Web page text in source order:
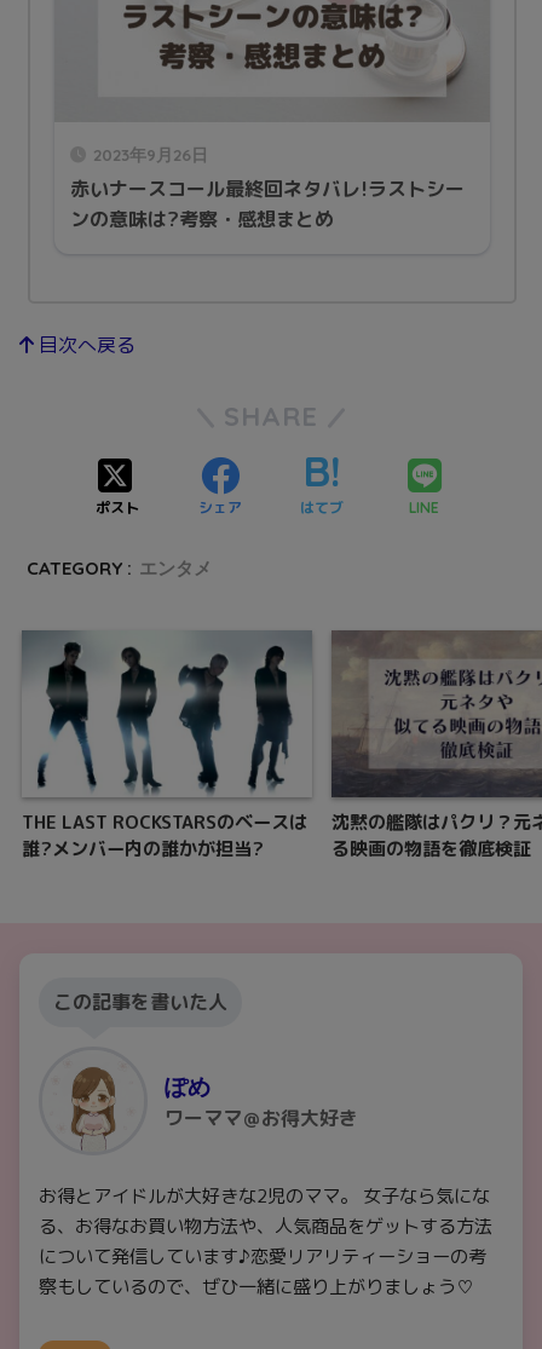
2023年9月26日
赤いナースコール最終回ネタバレ!ラストシー
ンの意味は?考察・感想まとめ
目次へ戻る
SHARE
ポスト シェア はてブ LINE
CATEGORY : エンタメ
THE LAST ROCKSTARSのベースは
誰?メンバー内の誰かが担当?
沈黙の艦隊はパクリ？元
る映画の物語を徹底検証
この記事を書いた人
ぽめ
ワーママ＠お得大好き
お得とアイドルが大好きな2児のママ。 女子なら気にな
る、お得なお買い物方法や、人気商品をゲットする方法
について発信しています♪恋愛リアリティーショーの考
察もしているので、ぜひ一緒に盛り上がりましょう♡